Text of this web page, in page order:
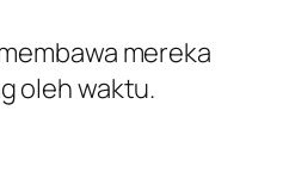
mereka
oleh waktu.